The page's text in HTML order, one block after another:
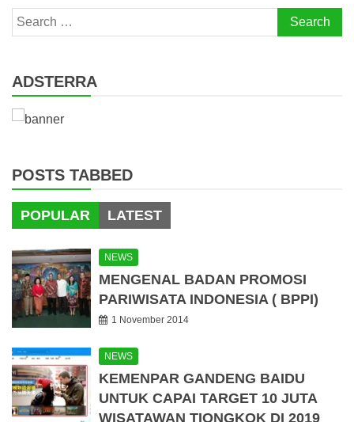
Search
for:
ADSTERRA
POSTS TABBED
POPULAR LATEST
NEWS
MENGENAL BADAN PROMOSI
PARIWISATA INDONESIA ( BPPI)
1 November 2014
NEWS
KEMENPAR GANDENG BAIDU
UNTUK CAPAI TARGET 10 JUTA
WISATAWAN TIONGKOK DI 2019